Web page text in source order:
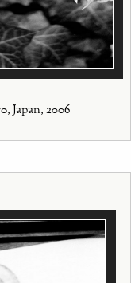
Japan, 2006